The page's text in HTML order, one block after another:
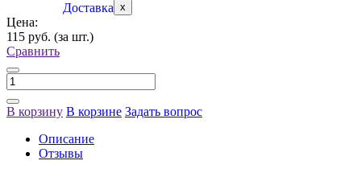
Доставка x
Цена:
115 руб. (за шт.)
Сравнить
В корзину В корзине Задать вопрос
Описание
Отзывы